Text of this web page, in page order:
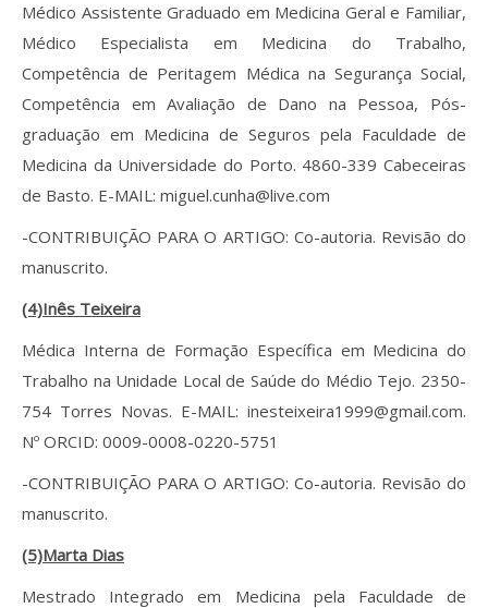
Médico Assistente Graduado em Medicina Geral e Familiar,
Médico Especialista em Medicina do Trabalho,
Competência de Peritagem Médica na Segurança Social,
Competência em Avaliação de Dano na Pessoa, Pós-
graduação em Medicina de Seguros pela Faculdade de
Medicina da Universidade do Porto. 4860-339 Cabeceiras
de Basto. E-MAIL: miguel.cunha@live.com
-CONTRIBUIÇÃO PARA O ARTIGO: Co-autoria. Revisão do
manuscrito.
(4)Inês Teixeira
Médica Interna de Formação Específica em Medicina do
Trabalho na Unidade Local de Saúde do Médio Tejo. 2350-
754 Torres Novas. E-MAIL: inesteixeira1999@gmail.com.
Nº ORCID: 0009-0008-0220-5751
-CONTRIBUIÇÃO PARA O ARTIGO: Co-autoria. Revisão do
manuscrito.
(5)Marta Dias
Mestrado Integrado em Medicina pela Faculdade de